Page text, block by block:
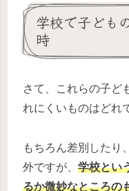
学校で子ども
時
さて、これらの子ど
れにくいものはどれ
もちろん差別したり
外ですが、 学校とい
るか微妙なところの